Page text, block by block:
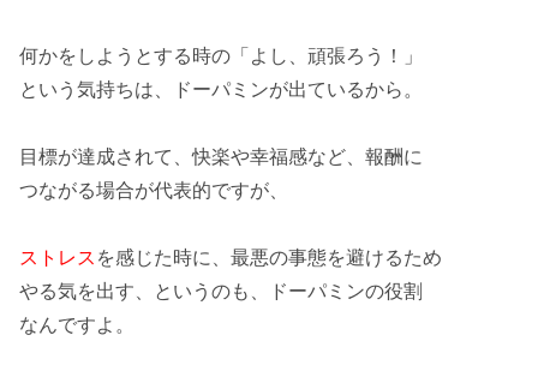
何かをしようとする時の「よし、頑張ろう！」
という気持ちは、
ドーパミンが出ているから。
目標が達成されて、快楽や幸福感など、 報酬に
つながる場合が代表的ですが、
ストレス を感じた時に、最悪の事態を避けるため
やる気を出す、というのも、ドーパミンの役割
なんですよ。